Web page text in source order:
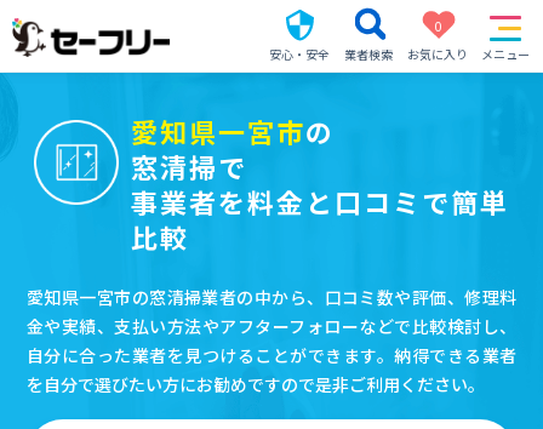
安心・安全 業者検索
0
お気に入り
メニュー
愛知県一宮市の
窓清掃で
事業者を料金と口コミで簡単
比較
愛知県一宮市の窓清掃業者の中から、口コミ数や評価、修理料
金や実績、支払い方法やアフターフォローなどで比較検討し、
自分に合った業者を見つけることができます。納得できる業者
を自分で選びたい方にお勧めですので是非ご利用ください。